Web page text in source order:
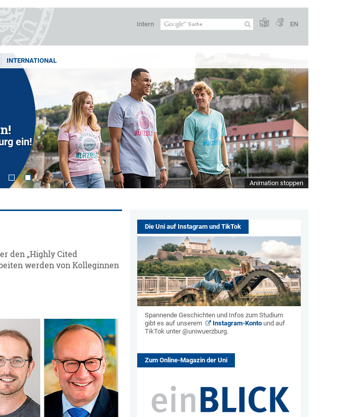
Intern EN
INTERNATIONAL
ein!
Animation stoppen
den „Highly Cited
werden von Kolleginnen
Die Uni auf Instagram und TikTok
Spannende Geschichten und Infos zum Studium
gibt es auf unserem
Instagram-Konto und auf
TikTok unter @uniwuerzburg.
Zum Online-Magazin der Uni